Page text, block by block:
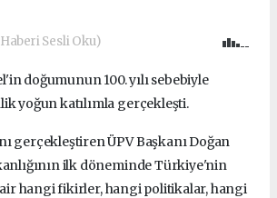
Sesli Oku)
doğumunun 100. yılı sebebiyle
yoğun katılımla gerçekleşti.
gerçekleştiren ÜPV Başkanı Doğan
ilk döneminde Türkiye'nin
hangi fikirler, hangi politikalar, hangi